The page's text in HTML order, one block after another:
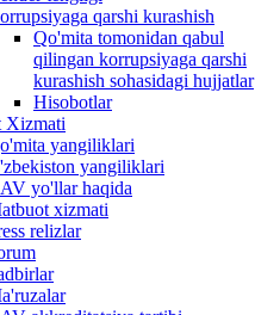
qarshi kurashish
Qo'mita tomonidan qabul
qilingan korrupsiyaga qarshi
kurashish sohasidagi hujjatlar
Hisobotlar
Xizmati
yangiliklari
yangiliklari
yo'llar haqida
xizmati
relizlar